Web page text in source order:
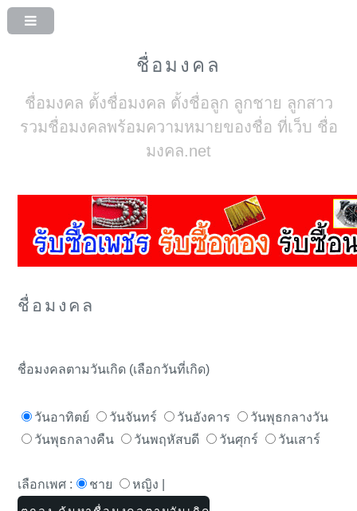
ชื่อมงคล
ชื่อมงคล ตั้งชื่อมงคล ตั้งชื่อลูก ลูกชาย ลูกสาว
รวมชื่อมงคลพร้อมความหมายของชื่อ ที่เว็บ ชื่อ
มงคล.net
ชื่อมงคล
ชื่อมงคลตามวันเกิด (เลือกวันที่เกิด)
วันอาทิตย์ วันจันทร์ วันอังคาร
วันพุธกลางวัน
วันพุธกลางคืน
วันพฤหัสบดี วันศุกร์ วันเสาร์
เลือกเพศ : ชาย หญิง |